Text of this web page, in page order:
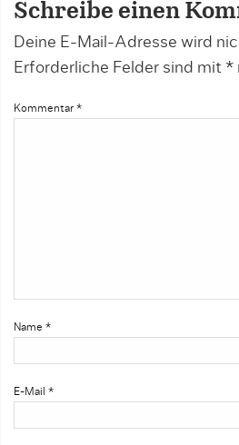
Schreibe einen
Deine E-Mail-Adresse wird
Erforderliche Felder sind mit *
Kommentar *
Name *
E-Mail *